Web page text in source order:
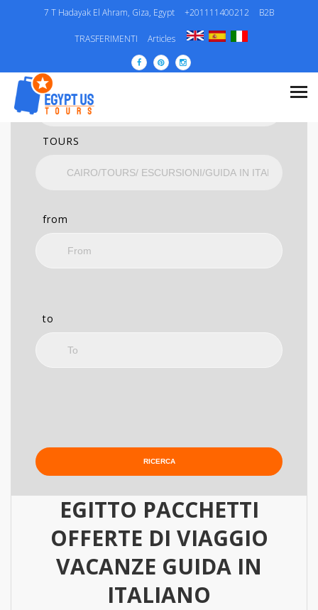
7 T Hadayak El Ahram, Giza, Egypt +201111400212 B2B
TRASFERIMENTI Articles
RICERCA
CATEGORIA..
TOURS
from
to
EGITTO PACCHETTI
OFFERTE DI VIAGGIO
VACANZE GUIDA IN
ITALIANO